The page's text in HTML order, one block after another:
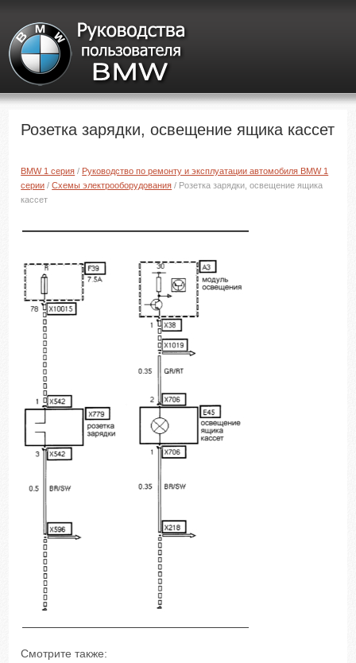
Розетка зарядки, освещение ящика кассет
BMW 1 серия / Руководство по ремонту и эксплуатации автомобиля BMW 1
серии /Схемы электрооборудования / Розетка зарядки, освещение ящика
кассет
Смотрите также: